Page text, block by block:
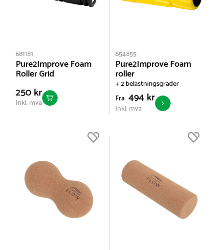
681181
Pure2Improve Foam
Roller Grid
250 kr
Inkl. mva
654855
Pure2Improve Foam
roller
+ 2 belastningsgrader
Fra 494 kr
Inkl. mva